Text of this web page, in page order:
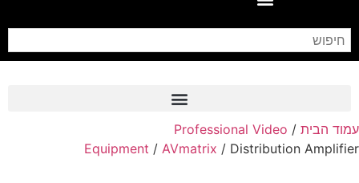
Frame Grabber
עמוד הבית /
Professional Video
Equipment / AVmatrix / Distribution Amplifier